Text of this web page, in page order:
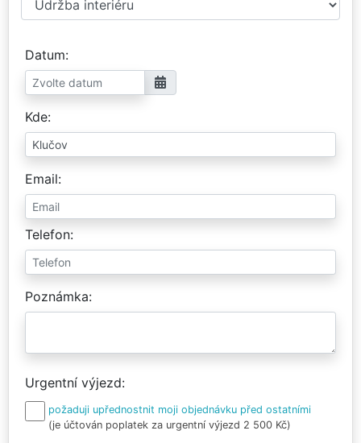
Datum
Kde
Email
Telefon
Poznámka
Urgentní výjezd
požaduji upřednostnit moji objednávku před ostatními
(je účtován poplatek za urgentní výjezd 2 500 Kč)